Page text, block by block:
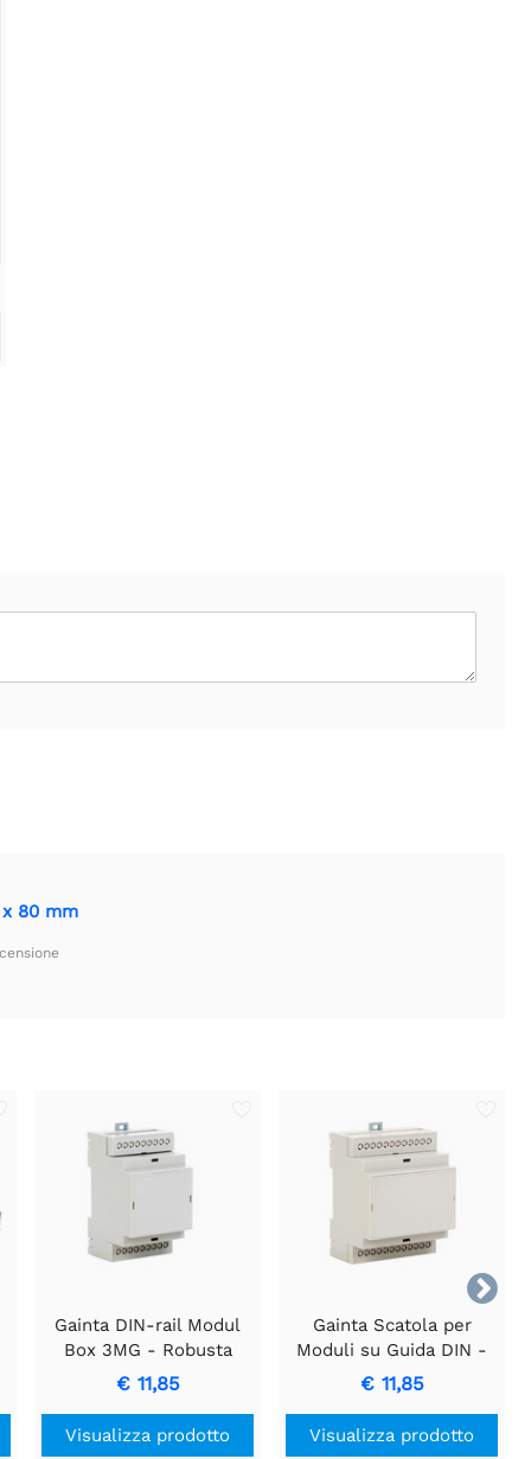
80 mm

Gainta DIN-rail Modul
Box 3MG - Robusta
Scatola per Circuiti
Elettronici
€ 11,85
Visualizza prodotto
Gainta Scatola per
Moduli su Guida DIN -
4MG: Organizzazione
Elettronica Semplificata
€ 11,85
Visualizza prodotto